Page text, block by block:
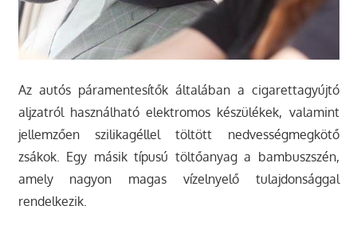
Az autós páramentesítők általában a cigarettagyújtó
aljzatról használható elektromos készülékek, valamint
jellemzően szilikagéllel töltött nedvességmegkötő
zsákok. Egy másik típusú töltőanyag a bambuszszén,
amely nagyon magas vízelnyelő tulajdonsággal
rendelkezik.